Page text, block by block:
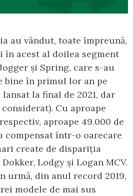
au vândut, toate împreună,
în acest al doilea segment
și Spring, care s-au
bine în primul lor an pe
la final de 2021, dar
Cu aproape
aproape 49.000 de
compensat într-o oarecare
create de dispariția
Lodgy și Logan MCV.
urmă, din anul record 2019,
modele de mai sus